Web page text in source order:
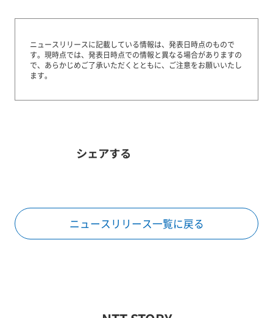
ニュースリリースに記載している情報は、発表日時点のもので
す。 現時点では、発表日時点での情報と異なる場合がありますの
で、あらかじめご了承いただくとともに、ご注意をお願いいたし
ます。
シェアする
ニュースリリース一覧に戻る